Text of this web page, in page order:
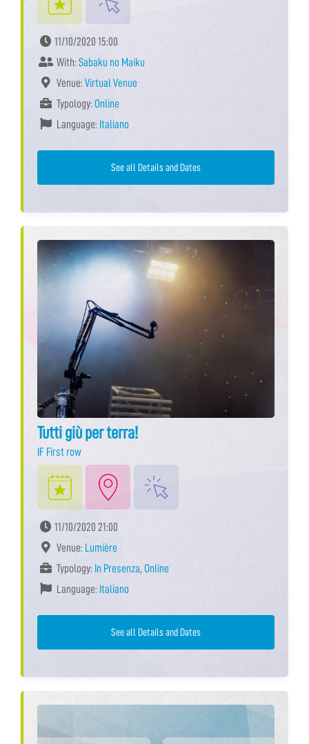
11/10/2020 15:00
With: Sabaku no Maiku
Venue: Virtual Venue
Typology: Online
Language: Italiano
See all Details and Dates
Tutti giù per terra!
IF First row
11/10/2020 21:00
Venue: Lumière
Typology: In Presenza, Online
Language: Italiano
See all Details and Dates